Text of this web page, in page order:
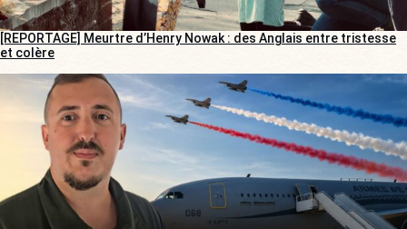
[REPORTAGE] Meurtre d’Henry Nowak : des Anglais entre tristesse
et colère